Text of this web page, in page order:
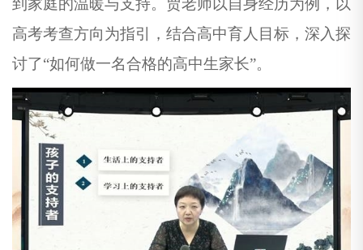
到家庭的温暖与支持。贾老师以自身经历为例，以
高考考查方向为指引，结合高中育人目标，深入探
讨了“如何做一名合格的高中生家长”。